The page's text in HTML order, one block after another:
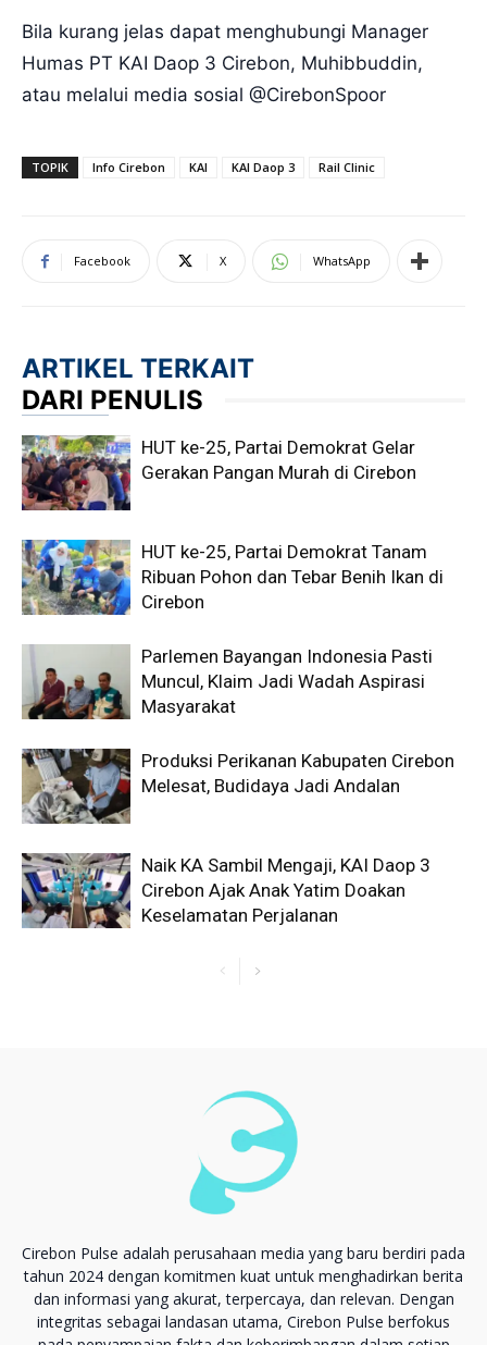
Bila kurang jelas dapat menghubungi Manager
Humas PT KAI Daop 3 Cirebon, Muhibbuddin,
atau melalui media sosial @CirebonSpoor
TOPIK Info Cirebon KAI KAI Daop 3 Rail Clinic
Facebook X WhatsApp
ARTIKEL TERKAIT
DARI PENULIS
HUT ke-25, Partai Demokrat Gelar
Gerakan Pangan Murah di Cirebon
HUT ke-25, Partai Demokrat Tanam
Ribuan Pohon dan Tebar Benih Ikan di
Cirebon
Parlemen Bayangan Indonesia Pasti
Muncul, Klaim Jadi Wadah Aspirasi
Masyarakat
Produksi Perikanan Kabupaten Cirebon
Melesat, Budidaya Jadi Andalan
Naik KA Sambil Mengaji, KAI Daop 3
Cirebon Ajak Anak Yatim Doakan
Keselamatan Perjalanan
Cirebon Pulse adalah perusahaan media yang baru berdiri pada
tahun 2024 dengan komitmen kuat untuk menghadirkan berita
dan informasi yang akurat, terpercaya, dan relevan. Dengan
integritas sebagai landasan utama, Cirebon Pulse berfokus